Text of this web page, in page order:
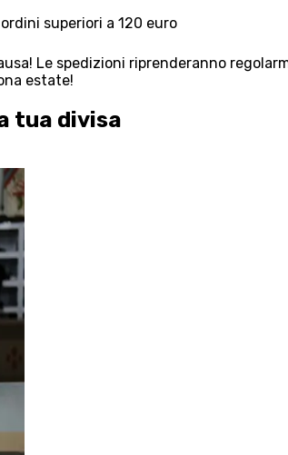
superiori a 120 euro
Le spedizioni riprenderanno
estate!
tua divisa